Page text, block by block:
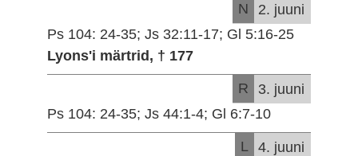
N
2. juuni
Ps 104: 24-35; Js 32:11-17; Gl 5:16-25
Lyons'i märtrid, † 177
R
3. juuni
Ps 104: 24-35; Js 44:1-4; Gl 6:7-10
L 4. juuni